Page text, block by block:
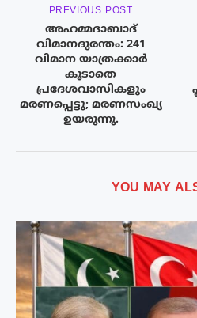
PREVIOUS POST
അഹമ്മദാബാദ്
വിമാനദുരന്തം: 241
വിമാന യാത്രക്കാർ
കൂടാതെ
പ്രദേശവാസികളും
മരണപ്പെട്ടു; മരണസംഖ്യ
ഉയരുന്നു.
YOU MAY